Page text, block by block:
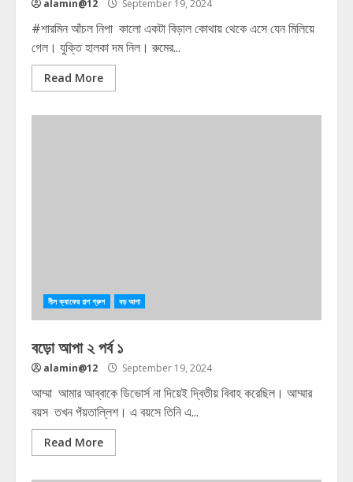
alamin@12 September 19, 2024
#শারমিন আঁচল নিপা কালো একটা বিড়াল কোথায় থেকে এসে যেন মিলিয়ে
গেল। যুক্তি হালকা দম নিল। রুমের...
Read More
নীল ক্যাফের গল্প গ্রুপ বড় আপা
বড়ো আপা ২ পর্ব ১
alamin@12 September 19, 2024
আম্মা আমার আব্বাকে ডিভোর্স না দিয়েই দ্বিতীয় বিবাহ করেছিল। আম্মার
বয়স তখন পঁয়তাল্লিশ। এ বয়সে তিনি এ...
Read More